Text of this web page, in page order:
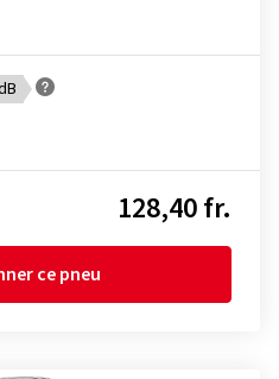
128,40 fr.
ce pneu